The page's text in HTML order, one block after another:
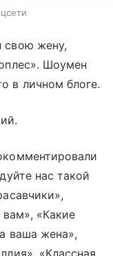
свою жену,
Шоумен
в личном блоге.
нас такой
вам», «Какие
ваша жена»,
«Классная